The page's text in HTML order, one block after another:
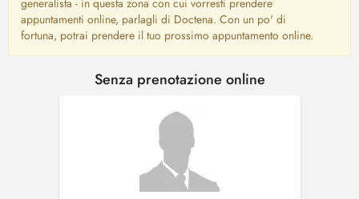
generalista - in questa zona con cui vorresti prendere
appuntamenti online, parlagli di Doctena. Con un po' di
fortuna, potrai prendere il tuo prossimo appuntamento online.
Senza prenotazione online